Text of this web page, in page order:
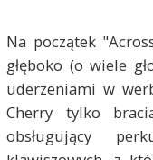
Na początek
głęboko (o wiele
uderzeniami w
Cherry tylko
obsługujący